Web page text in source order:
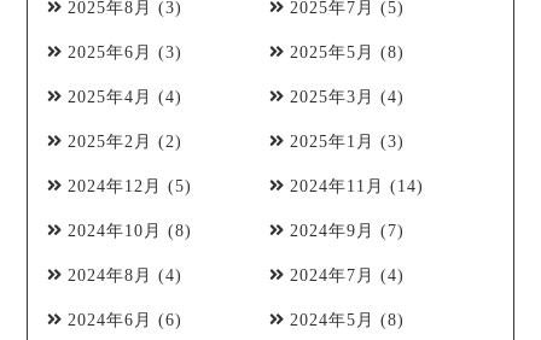
2025年8月 (3) 2025年7月 (5)
2025年6月 (3) 2025年5月 (8)
2025年4月 (4) 2025年3月 (4)
2025年2月 (2) 2025年1月 (3)
2024年12月 (5) 2024年11月 (14)
2024年10月 (8) 2024年9月 (7)
2024年8月 (4) 2024年7月 (4)
2024年6月 (6) 2024年5月 (8)